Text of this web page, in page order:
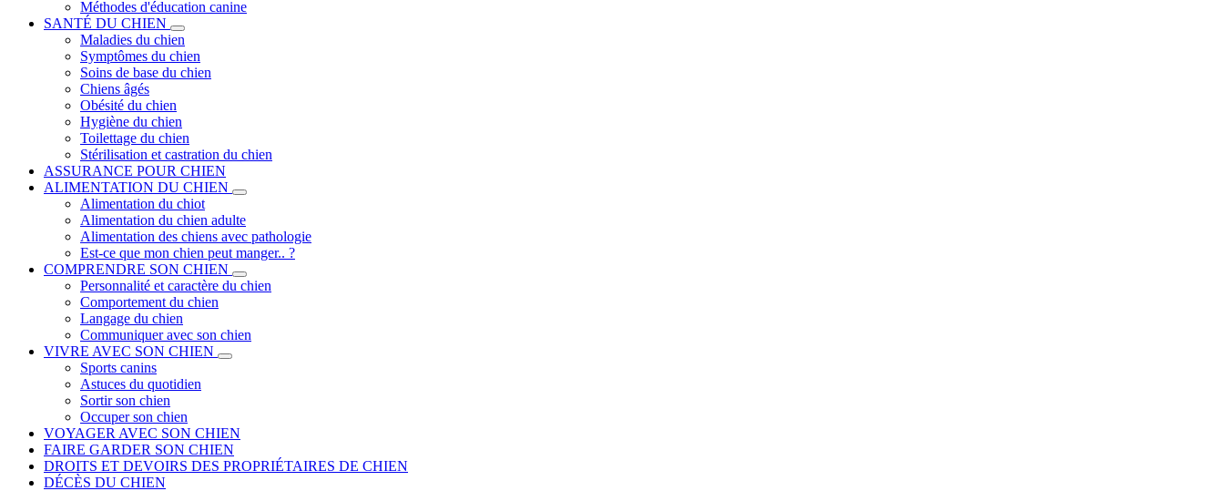
Méthodes d'éducation canine
SANTÉ DU CHIEN
Maladies du chien
Symptômes du chien
Soins de base du chien
Chiens âgés
Obésité du chien
Hygiène du chien
Toilettage du chien
Stérilisation et castration du chien
ASSURANCE POUR CHIEN
ALIMENTATION DU CHIEN
Alimentation du chiot
Alimentation du chien adulte
Alimentation des chiens avec pathologie
Est-ce que mon chien peut manger.. ?
COMPRENDRE SON CHIEN
Personnalité et caractère du chien
Comportement du chien
Langage du chien
Communiquer avec son chien
VIVRE AVEC SON CHIEN
Sports canins
Astuces du quotidien
Sortir son chien
Occuper son chien
VOYAGER AVEC SON CHIEN
FAIRE GARDER SON CHIEN
DROITS ET DEVOIRS DES PROPRIÉTAIRES DE CHIEN
DÉCÈS DU CHIEN